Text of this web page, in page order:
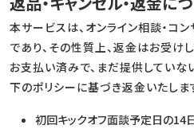
本サービスは、オンライン相談・コ
であり、その性質上、返金はお受け
お支払い済みで、まだ提供していな
下のポリシーに基づき返金いたしま
初回キックオフ面談予定日の14